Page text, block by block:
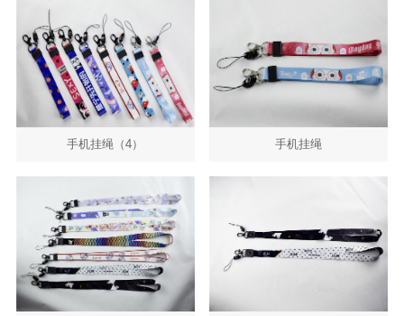
手机挂绳（4） 手机挂绳